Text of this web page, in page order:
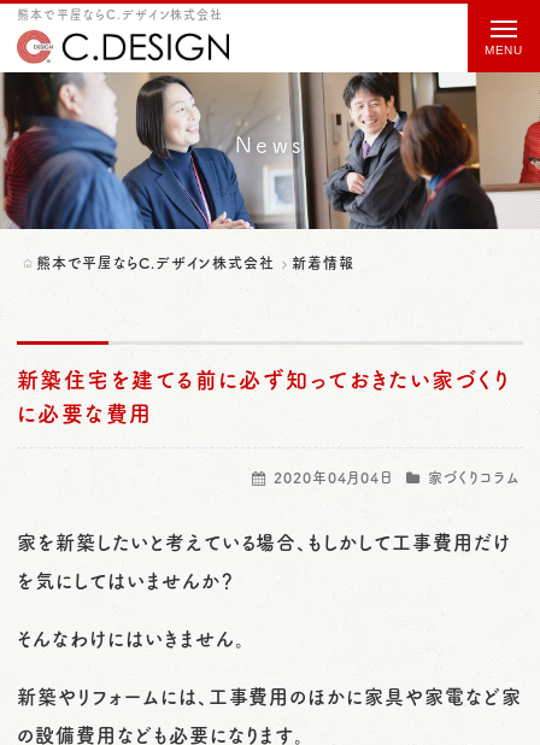
熊本で平屋ならC.デザイン株式会社
News
熊本で平屋ならC.デザイン株式会社 新着情報
新築住宅を建てる前に必ず知っておきたい家づくり
に必要な費用
2020年04月04日 家づくりコラム
家を新築したいと考えている場合、もしかして工事費用だけ
を気にしてはいませんか？
そんなわけにはいきません。
新築やリフォームには、工事費用のほかに家具や家電など家
の設備費用なども必要になります。
t
o
g
g
l
e
i
a
t